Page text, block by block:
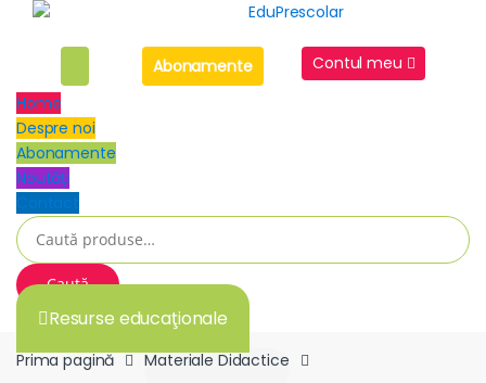
Abonamente
Contul meu
Home
Despre noi
Abonamente
Noutăţi
Contact
Caută
după:
Caută
Resurse educaţionale
Prima pagină
Materiale Didactice